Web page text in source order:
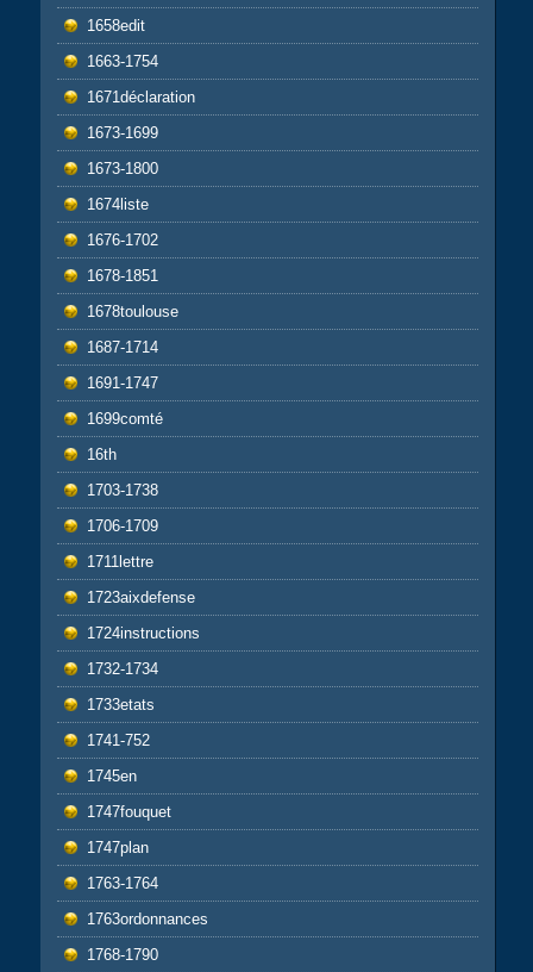
1658edit
1663-1754
1671déclaration
1673-1699
1673-1800
1674liste
1676-1702
1678-1851
1678toulouse
1687-1714
1691-1747
1699comté
16th
1703-1738
1706-1709
1711lettre
1723aixdefense
1724instructions
1732-1734
1733etats
1741-752
1745en
1747fouquet
1747plan
1763-1764
1763ordonnances
1768-1790